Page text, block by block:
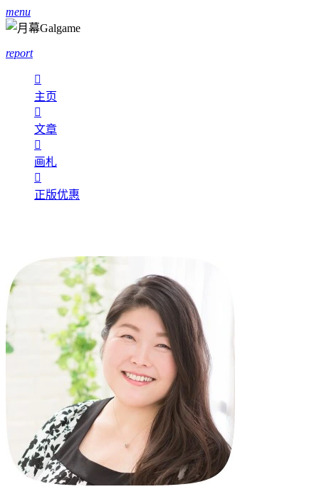
menu
report

主页

文章

画札

正版优惠